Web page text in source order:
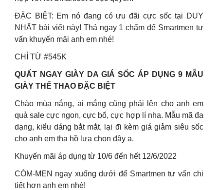
ĐẶC BIỆT: Em nó đang có ưu đãi cực sốc tại DUY
NHẤT bài viết này! Thả ngay 1 chấm để Smartmen tư
vấn khuyến mãi anh em nhé!
CHỈ TỪ #545K
QUẤT NGAY GIÀY DA GIÁ SỐC ÁP DỤNG 9 MẪU
GIÀY THỂ THAO ĐẶC BIỆT
Chào mùa nắng, ai mắng cũng phải lên cho anh em
quả sale cực ngon, cực bổ, cực hợp lí nha. Mẫu mã đa
dạng, kiểu dáng bắt mắt, lại đi kèm giá giảm siêu sốc
cho anh em tha hồ lựa chọn đây ạ.
Khuyến mãi áp dụng từ 10/6 đến hết 12/6/2022
CÒM-MEN ngay xuống dưới để Smartmen tư vấn chi
tiết hơn anh em nhé!